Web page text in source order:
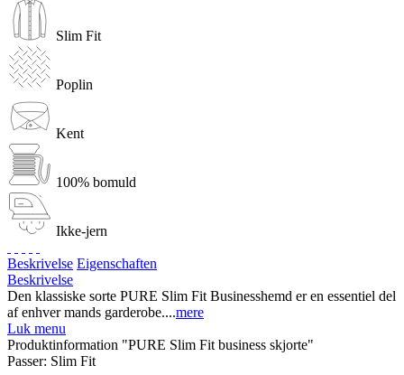
Slim Fit
Poplin
Kent
100% bomuld
Ikke-jern
Beskrivelse Eigenschaften
Beskrivelse
Den klassiske sorte PURE Slim Fit Businesshemd er en essentiel del
af enhver mands garderobe....mere
Luk menu
Produktinformation "PURE Slim Fit business skjorte"
Passer: Slim Fit